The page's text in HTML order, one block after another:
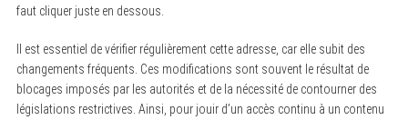
faut cliquer juste en dessous.
Il est essentiel de vérifier régulièrement cette adresse, car elle subit des
changements fréquents. Ces modifications sont souvent le résultat de
blocages imposés par les autorités et de la nécessité de contourner des
législations restrictives. Ainsi, pour jouir d’un accès continu à un contenu